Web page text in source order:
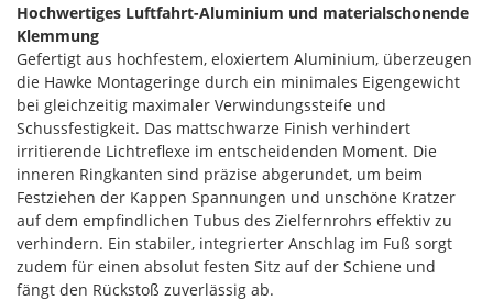
Hochwertiges Luftfahrt-Aluminium und materialschonende
Klemmung
Gefertigt aus hochfestem, eloxiertem Aluminium, überzeugen
die Hawke Montageringe durch ein minimales Eigengewicht
bei gleichzeitig maximaler Verwindungssteife und
Schussfestigkeit. Das mattschwarze Finish verhindert
irritierende Lichtreflexe im entscheidenden Moment. Die
inneren Ringkanten sind präzise abgerundet, um beim
Festziehen der Kappen Spannungen und unschöne Kratzer
auf dem empfindlichen Tubus des Zielfernrohrs effektiv zu
verhindern. Ein stabiler, integrierter Anschlag im Fuß sorgt
zudem für einen absolut festen Sitz auf der Schiene und
fängt den Rückstoß zuverlässig ab.